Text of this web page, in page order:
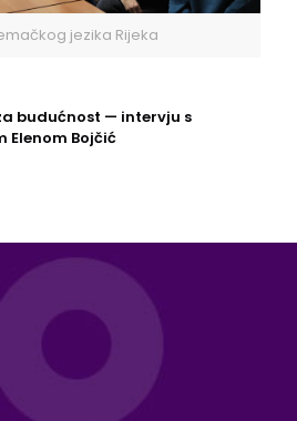
jezika Rijeka
budućnost — intervju s
Elenom Bojčić